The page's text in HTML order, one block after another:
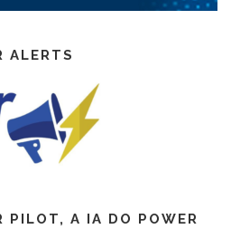
ALERTS
PILOT, A IA DO POWER